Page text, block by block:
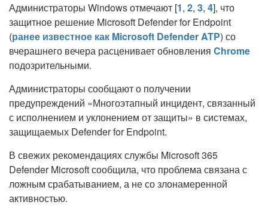
Администраторы Windows отмечают [1, 2, 3, 4], что
защитное решение Microsoft Defender for Endpoint
(ранее известное как Microsoft Defender ATP) со
вчерашнего вечера расценивает обновления Chrome
подозрительными.
Администраторы сообщают о получении
предупреждений «Многоэтапный инцидент, связанный
с исполнением и уклонением от защиты» в системах,
защищаемых Defender for Endpoint.
В свежих рекомендациях службы Microsoft 365
Defender Microsoft сообщила, что проблема связана с
ложным срабатыванием, а не со злонамеренной
активностью.